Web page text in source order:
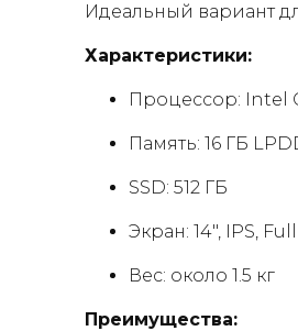
Идеальный вариант
Характеристики:
Процессор: Intel
Память: 16 ГБ
SSD: 512 ГБ
Экран: 14″, IPS,
Вес: около 1.5 кг
Преимущества: